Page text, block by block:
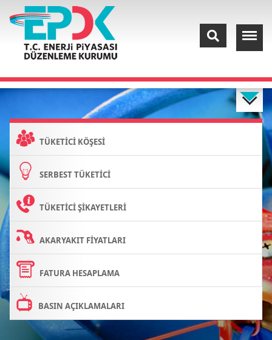
TÜKETİCİ KÖŞESİ
SERBEST TÜKETİCİ
TÜKETİCİ ŞİKAYETLERİ
AKARYAKIT FİYATLARI
FATURA HESAPLAMA
BASIN AÇIKLAMALARI